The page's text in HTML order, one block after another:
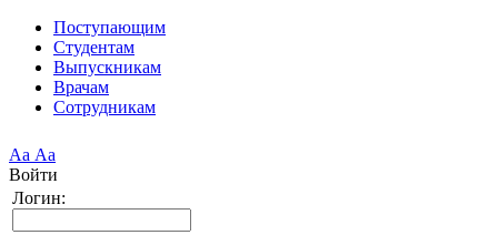
Поступающим
Студентам
Выпускникам
Врачам
Сотрудникам
Аа Аа
Войти
Логин: